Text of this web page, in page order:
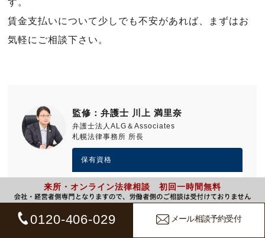
賃金支払いについて少しでも不安があれば、まずはお
気軽にご相談下さい。
監修：弁護士 川上 満里奈
弁護士法人ALG＆Associates
札幌法律事務所 所長
保有資格
弁護士 (札幌弁護士会所属・登録番号：64785)
法的サービスを提供し、顧客満足のみならず、「顧客感動」を
来所・オンライン法律相談 初回一時間無料
0120-406-029 メール相談予約受付